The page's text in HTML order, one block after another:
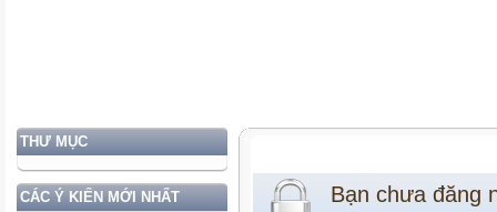
THƯ MỤC
CÁC Ý KIẾN MỚI NHẤT Bạn chưa đăng